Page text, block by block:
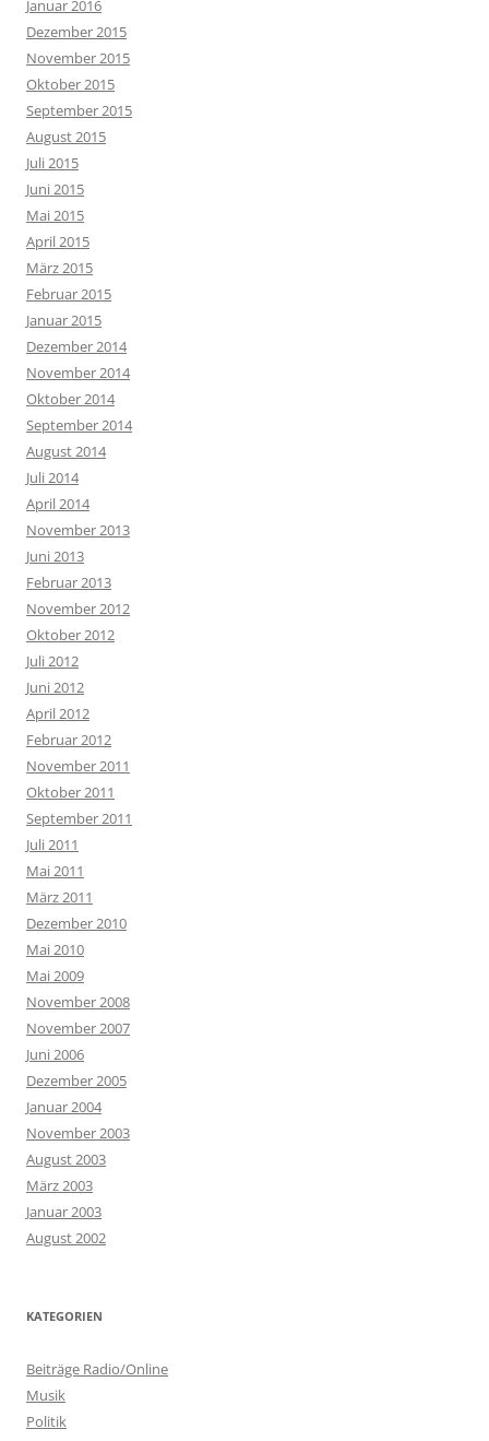
Januar 2016
Dezember 2015
November 2015
Oktober 2015
September 2015
August 2015
Juli 2015
Juni 2015
Mai 2015
April 2015
März 2015
Februar 2015
Januar 2015
Dezember 2014
November 2014
Oktober 2014
September 2014
August 2014
Juli 2014
April 2014
November 2013
Juni 2013
Februar 2013
November 2012
Oktober 2012
Juli 2012
Juni 2012
April 2012
Februar 2012
November 2011
Oktober 2011
September 2011
Juli 2011
Mai 2011
März 2011
Dezember 2010
Mai 2010
Mai 2009
November 2008
November 2007
Juni 2006
Dezember 2005
Januar 2004
November 2003
August 2003
März 2003
Januar 2003
August 2002
KATEGORIEN
Beiträge Radio/Online
Musik
Politik